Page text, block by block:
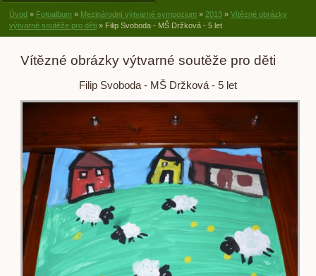
Úvod » Fotoalbum » Mezinárodní výtvarné sympozium » 2013 » Vítězné obrázky
výtvarné soutěže pro děti » Filip Svoboda - MŠ Držková - 5 let
Vítězné obrázky výtvarné soutěže pro děti
Filip Svoboda - MŠ Držková - 5 let